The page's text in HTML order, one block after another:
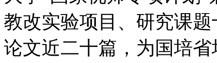
教改实验项目、研究课
论文近二十篇，为国培